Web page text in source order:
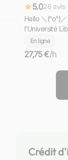
5.028 avis ·
Hallo ＼⁠(⁠^⁠o⁠^⁠)⁠／ ! Professeur expérimenté, diplômé de
l'Université
d'allemand
PREPA -
╮⁠(⁠＾⁠▽⁠＾⁠)⁠╭
En ligne
27,75 €/h
Crédit